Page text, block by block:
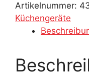
Artikelnummer:
Küchengeräte